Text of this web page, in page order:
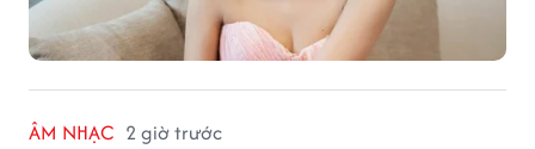
ÂM NHẠC 2 giờ trước